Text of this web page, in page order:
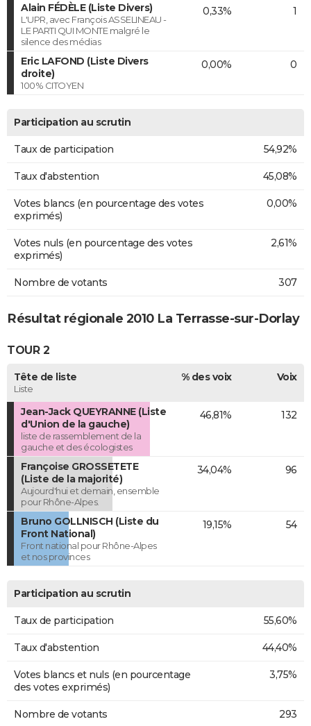
Alain FÉDÈLE (Liste Divers)
L'UPR, avec François ASSELINEAU -
LE PARTI QUI MONTE malgré le
silence des médias
0,33% 1
Eric LAFOND (Liste Divers
droite)
100% CITOYEN
0,00% 0
Participation au scrutin
Taux de participation 54,92%
Taux d'abstention 45,08%
Votes blancs (en pourcentage des votes
exprimés)
0,00%
Votes nuls (en pourcentage des votes
exprimés)
2,61%
Nombre de votants 307
Résultat régionale 2010 La Terrasse-sur-Dorlay
TOUR 2
Tête de liste
Liste
% des voix Voix
Jean-Jack QUEYRANNE (Liste
d'Union de la gauche)
liste de rassemblement de la
gauche et des écologistes
46,81% 132
Françoise GROSSETETE
(Liste de la majorité)
Aujourd'hui et demain, ensemble
pour Rhône-Alpes.
34,04% 96
Bruno GOLLNISCH (Liste du
Front National)
Front national pour Rhône-Alpes
et nos provinces
19,15% 54
Participation au scrutin
Taux de participation 55,60%
Taux d'abstention 44,40%
Votes blancs et nuls (en pourcentage
des votes exprimés)
3,75%
Nombre de votants 293